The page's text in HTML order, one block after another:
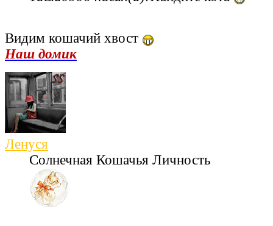
Видим кошачий хвост
Наш домик
Ленуся
Солнечная Кошачья Личность